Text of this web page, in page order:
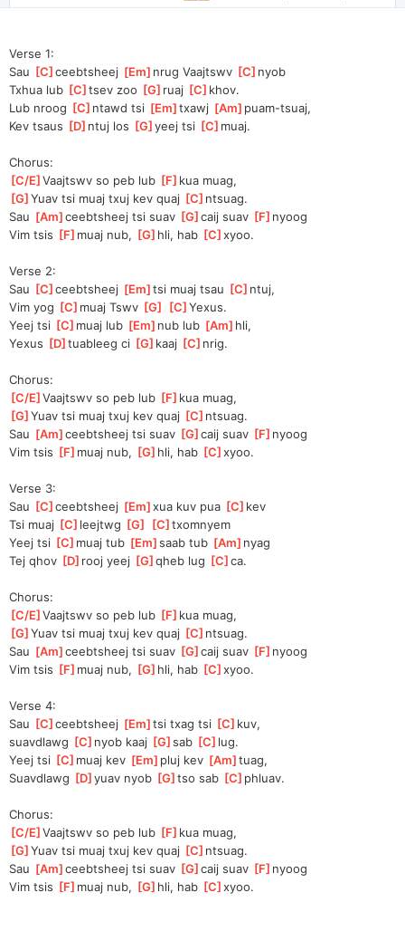
Verse 1:
Sau [C ]
ceebtsheej [Em ]nrug Vaajtswv [C ]nyob
Txhua lub [C ]tsev zoo [G ]ruaj [C ]khov.
Lub nroog [C ]ntawd tsi [Em ]txawj [Am ]puam-tsuaj,
Kev tsaus [D ]ntuj los [G ]
yeej tsi [C ]muaj.
Chorus:
[C/E ]
Vaajtswv so peb lub [F ]kua muag,
[G ]
Yuav tsi muaj txuj kev quaj [C ]ntsuag.
Sau [Am ]
ceebtsheej tsi suav [G ]
caij suav [F ]nyoog
Vim tsis [F ]muaj nub, [G ]hli, hab [C ]
xyoo.
Verse 2:
Sau [C ]
ceebtsheej [Em ]tsi muaj tsau [C ]ntuj,
Vim yog [C ]muaj Tswv [G [C ]
Yexus.
Yeej tsi [C ]muaj lub [Em ]nub lub [Am ]hli,
Yexus [D ]tuableeg ci [G ]kaaj [C ]nrig.
Chorus:
[C/E ]
Vaajtswv so peb lub [F ]kua muag,
[G ]
Yuav tsi muaj txuj kev quaj [C ]ntsuag.
Sau [Am ]
ceebtsheej tsi suav [G ]
caij suav [F ]nyoog
Vim tsis [F ]muaj nub, [G ]hli, hab [C ]
xyoo.
Verse 3:
Sau [C ]
ceebtsheej [Em ]
xua kuv pua [C ]kev
Tsi muaj [C ]leejtwg [G [C ]txomnyem
Yeej tsi [C ]muaj tub [Em ]
saab tub [Am ]nyag
Tej qhov [D ]rooj yeej [G ]
qheb lug [C ]
ca.
Chorus:
[C/E ]
Vaajtswv so peb lub [F ]kua muag,
[G ]
Yuav tsi muaj txuj kev quaj [C ]ntsuag.
Sau [Am ]
ceebtsheej tsi suav [G ]
caij suav [F ]nyoog
Vim tsis [F ]muaj nub, [G ]hli, hab [C ]
xyoo.
Verse 4:
Sau [C ]
ceebtsheej [Em ]tsi txag tsi [C ]kuv,
suavdlawg [C ]nyob kaaj [G ]
sab [C ]lug.
Yeej tsi [C ]muaj kev [Em ]pluj kev [Am ]tuag,
Suavdlawg [D ]
yuav nyob [G ]tso sab [C ]phluav.
Chorus:
[C/E ]
Vaajtswv so peb lub [F ]kua muag,
[G ]
Yuav tsi muaj txuj kev quaj [C ]ntsuag.
Sau [Am ]
ceebtsheej tsi suav [G ]
caij suav [F ]nyoog
Vim tsis [F ]muaj nub, [G ]hli, hab [C ]
xyoo.